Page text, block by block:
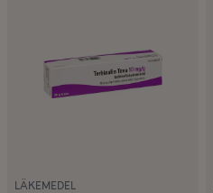
LÄKEMEDEL